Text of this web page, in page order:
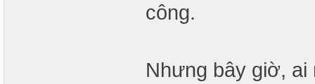
công.
Nhưng bây giờ, ai